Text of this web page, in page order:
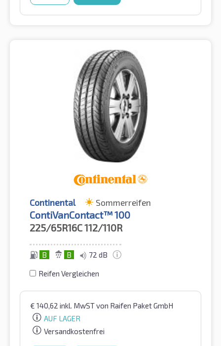
Continental Sommerreifen
ContiVanContact™ 100
225/65R16C112/110R
B B 72 dB
Reifen Vergleichen
€ 140,62 inkl. MwSTvon Raifen Paket GmbH
AUF LAGER
Versandkostenfrei